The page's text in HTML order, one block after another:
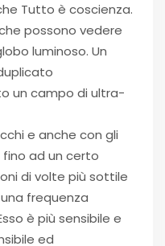
Tutto è coscienza.
possono vedere
luminoso. Un
un campo di ultra-
e anche con gli
ad un certo
di volte più sottile
frequenza
è più sensibile e
ed